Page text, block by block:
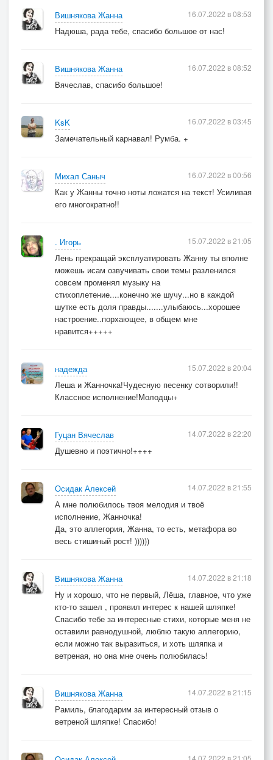
Вишнякова Жанна
Надюша, рада тебе, спасибо большое от нас!
16.07.2022 в 08:53
Вишнякова Жанна
Вячеслав, спасибо большое!
16.07.2022 в 08:52
KsK
Замечательный карнавал! Румба. +
16.07.2022 в 03:45
Михал Саныч
Как у Жанны точно ноты ложатся на текст! Усиливая
его многократно!!
16.07.2022 в 00:56
. Игорь
Лень прекращай эксплуатировать Жанну ты вполне
можешь исам озвучивать свои темы разленился
совсем променял музыку на
стихоплетение....конечно же шучу...но в каждой
шутке есть доля правды.......улыбаюсь...хорошее
настроение..порхающее, в общем мне
нравится+++++
15.07.2022 в 21:05
надежда
Леша и Жанночка!Чудесную песенку сотворили!!
Классное исполнение!Молодцы+
15.07.2022 в 20:04
Гуцан Вячеслав
Душевно и поэтично!++++
14.07.2022 в 22:20
Осидак Алексей
А мне полюбилось твоя мелодия и твоё
исполнение, Жанночка!
Да, это аллегория, Жанна, то есть, метафора во
весь стишиный рост! ))))))
14.07.2022 в 21:55
Вишнякова Жанна
Ну и хорошо, что не первый, Лёша, главное, что уже
кто-то зашел , проявил интерес к нашей шляпке!
Спасибо тебе за интересные стихи, которые меня не
оставили равнодушной, люблю такую аллегорию,
если можно так выразиться, и хоть шляпка и
ветреная, но она мне очень полюбилась!
14.07.2022 в 21:18
Вишнякова Жанна
Рамиль, благодарим за интересный отзыв о
ветреной шляпке! Спасибо!
14.07.2022 в 21:15
14.07.2022 в 21:05